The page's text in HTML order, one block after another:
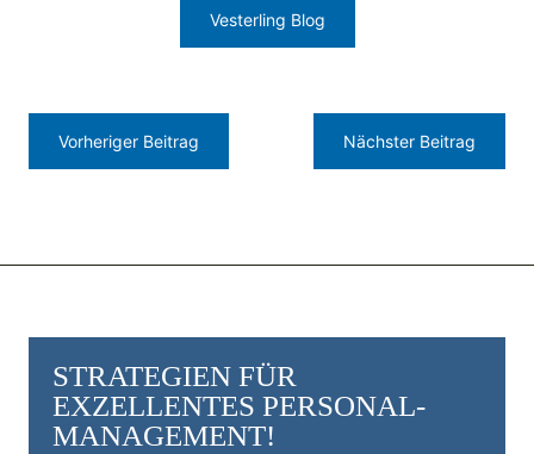
STRATEGIEN FÜR
EXZELLENTES PERSONAL­
MANAGEMENT!
Vorheriger Beitrag
Vesterling Blog
Nächster Beitrag